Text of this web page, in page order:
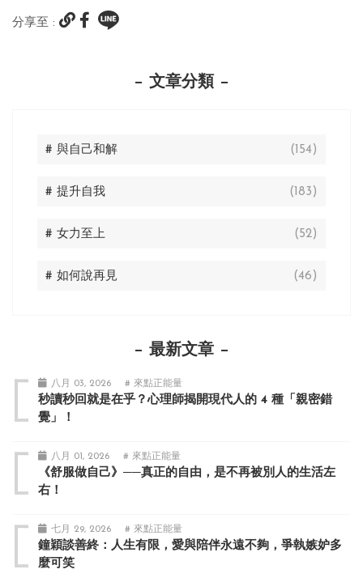
分享至 :
文章分類
# 與自己和解 (154)
# 提升自我 (183)
# 女力至上 (52)
# 如何說再見 (46)
最新文章
八月 03, 2026 # 來點正能量
秒讀秒回就是在乎？心理師揭開現代人的 4 種「親密錯
覺」！
八月 01, 2026 # 來點正能量
《舒服做自己》──真正的自由，是不再被別人的生活左
右！
七月 29, 2026 # 來點正能量
鐘穎談善終：人生有限，愛與陪伴永遠不夠，爭執嫉妒多
麼可笑